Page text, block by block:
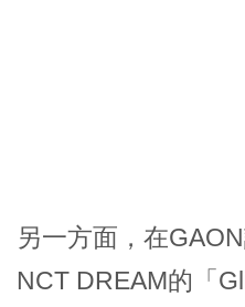
另一方面，在
NCT DREAM的「